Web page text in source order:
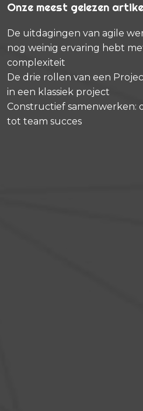
Onze meest gelezen
De uitdagingen van agile
nog weinig ervaring hebt
complexiteit
De drie rollen van een
in een klassiek project
Constructief samenwerken:
tot team succes